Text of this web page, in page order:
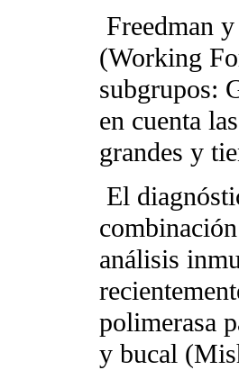
Freedman
(Working
subgrupos:
en cuenta
grandes y
El
combinación
análisis
polimerasa
y bucal